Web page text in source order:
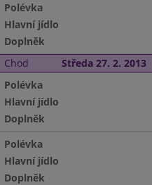
Polévka
Hlavní jídlo
Doplněk
Chod Středa 27. 2. 2013
Polévka
Hlavní jídlo
Doplněk
Polévka
Hlavní jídlo
Doplněk